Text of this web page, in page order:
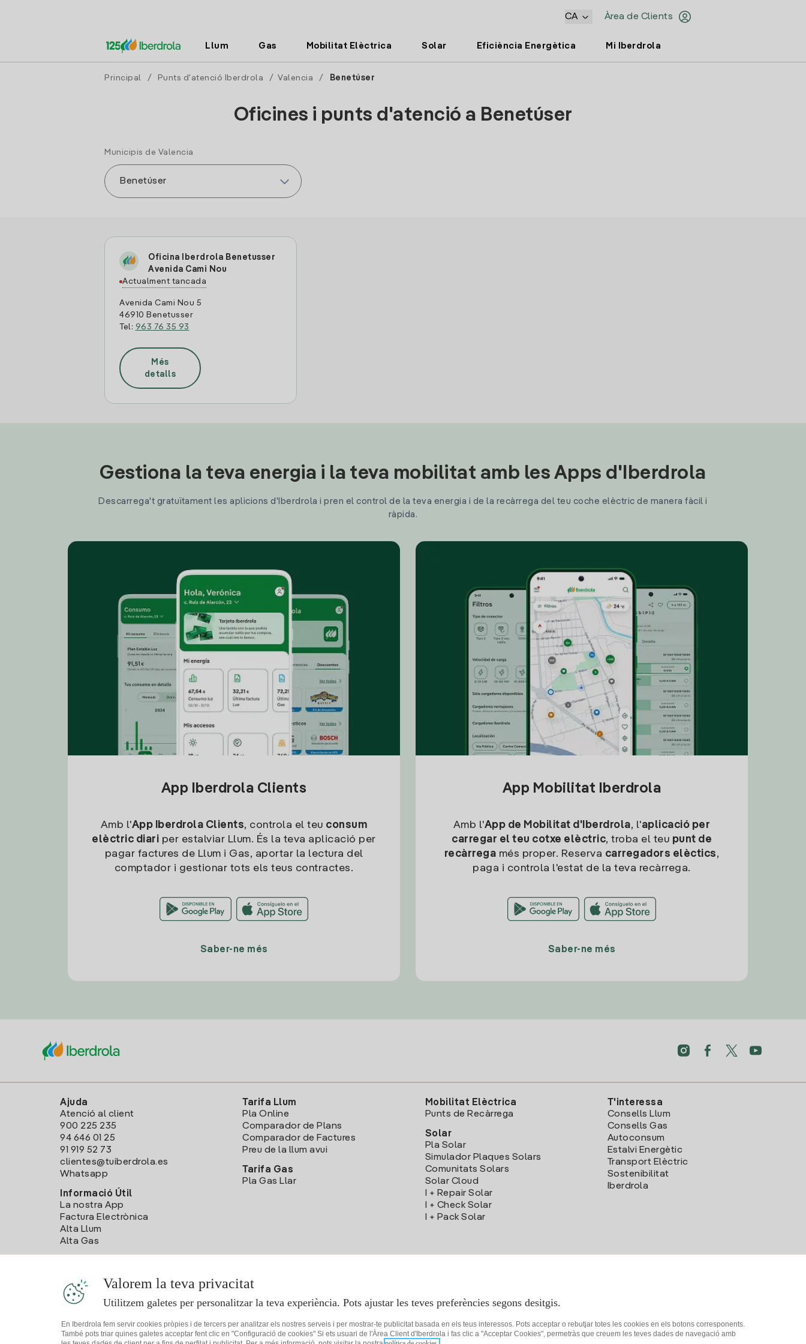
Àrea de Clients
CA
Llum Gas Mobilitat Elèctrica Solar Eficiència Energètica Mi Iberdrola
Principal / Punts d'atenció Iberdrola / Valencia / Benetúser
Oficines i punts d'atenció a Benetúser
Municipis de Valencia
Oficina Iberdrola Benetusser
Avenida Cami Nou
Actualment tancada
Avenida Cami Nou 5
46910 Benetusser
Tel: 963 76 35 93
Més
detalls
Gestiona la teva energia i la teva mobilitat amb les Apps d'Iberdrola
Descarrega't gratuïtament les aplicions d'Iberdrola i pren el control de la teva energia i de la recàrrega del teu coche elèctric de manera fàcil i
ràpida.
App Iberdrola Clients
Amb l'App Iberdrola Clients, controla el teu consum
elèctric diari per estalviar Llum. És la teva aplicació per
pagar factures de Llum i Gas, aportar la lectura del
comptador i gestionar tots els teus contractes.
Saber-ne més
App Mobilitat Iberdrola
Amb l'App de Mobilitat d'Iberdrola, l'aplicació per
carregar el teu cotxe elèctric, troba el teu punt de
recàrrega més proper. Reserva carregadors elèctics,
paga i controla l'estat de la teva recàrrega.
Saber-ne més
Ajuda
Atenció al client
900 225 235
94 646 01 25
91 919 52 73
clientes@tuiberdrola.es
Whatsapp
Informació Útil
La nostra App
Factura Electrònica
Alta Llum
Alta Gas
Tarifa Llum
Pla Online
Comparador de Plans
Comparador de Factures
Preu de la llum avui
Tarifa Gas
Pla Gas Llar
Mobilitat Elèctrica
Punts de Recàrrega
Solar
Pla Solar
Simulador Plaques Solars
Comunitats Solars
Solar Cloud
I + Repair Solar
I + Check Solar
I + Pack Solar
T'interessa
Consells Llum
Consells Gas
Autoconsum
Estalvi Energètic
Transport Elèctric
Sostenibilitat
Iberdrola
Valorem la teva privacitat
Utilitzem galetes per personalitzar la teva experiència. Pots ajustar les teves preferències segons desitgis.
En Iberdrola fem servir cookies pròpies i de tercers per analitzar els nostres serveis i per mostrar-te publicitat basada en els teus interessos. Pots acceptar o rebutjar totes les cookies en els botons corresponents.
També pots triar quines galetes acceptar fent clic en "Configuració de cookies" Si ets usuari de l'Àrea Client d'Iberdrola i fas clic a "Acceptar Cookies", permetràs que creuem les teves dades de navegació amb